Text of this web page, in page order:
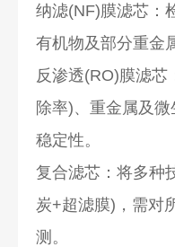
纳滤(NF)膜滤芯：
有机物及部分重金
反渗透(RO)膜滤芯
除率)、重金属及
稳定性。
复合滤芯：将多种
炭+超滤膜)，需对
测。